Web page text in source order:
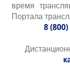
время
Портала
8